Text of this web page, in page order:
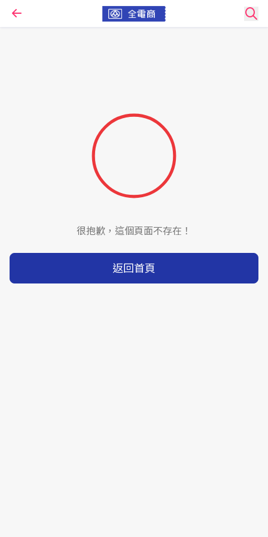
很抱歉，這個頁面不存在！
返回首頁